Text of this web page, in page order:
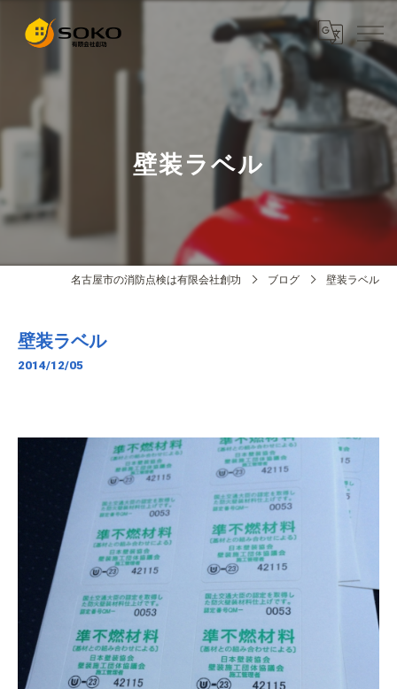
壁装ラベル
名古屋市の消防点検は有限会社創功 ブログ 壁装ラベル
壁装ラベル
2014/12/05